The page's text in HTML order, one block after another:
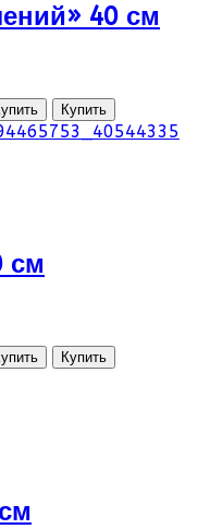
40 см
см